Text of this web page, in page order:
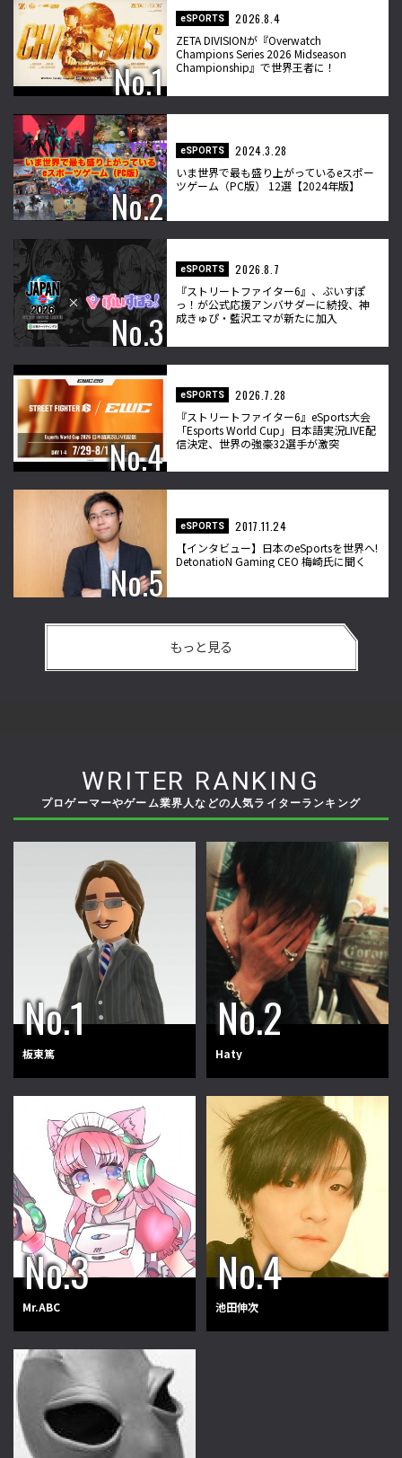
eSPORTS
2026.8.4
ZETA DIVISIONが『Overwatch
Champions Series 2026 Midseason
Championship』で世界王者に！
eSPORTS
2024.3.28
いま世界で最も盛り上がっているeスポー
ツゲーム（PC版） 12選【2024年版】
eSPORTS
2026.8.7
『ストリートファイター6』、ぶいすぽ
っ！が公式応援アンバサダーに続投、神
成きゅぴ・藍沢エマが新たに加入
eSPORTS
2026.7.28
『ストリートファイター6』eSports大会
「Esports World Cup」日本語実況LIVE配
信決定、世界の強豪32選手が激突
eSPORTS
2017.11.24
【インタビュー】日本のeSportsを世界へ!
DetonatioN Gaming CEO 梅崎氏に聞く
もっと見る
WRITER RANKING
プロゲーマーやゲーム業界人などの人気ライターランキング
板東篤 Haty
Mr.ABC 池田伸次